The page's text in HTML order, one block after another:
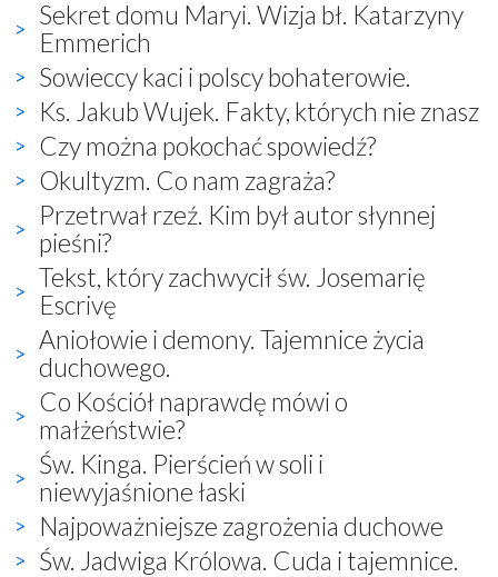
Sekret domu Maryi. Wizja bł. Katarzyny
Emmerich
Sowieccy kaci i polscy bohaterowie.
Ks. Jakub Wujek. Fakty, których nie znasz
Czy można pokochać spowiedź?
Okultyzm. Co nam zagraża?
Przetrwał rzeź. Kim był autor słynnej
pieśni?
Tekst, który zachwycił św. Josemarię
Escrivę
Aniołowie i demony. Tajemnice życia
duchowego.
Co Kościół naprawdę mówi o
małżeństwie?
Św. Kinga. Pierścień w soli i
niewyjaśnione łaski
Najpoważniejsze zagrożenia duchowe
Św. Jadwiga Królowa. Cuda i tajemnice.